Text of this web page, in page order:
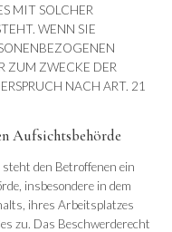
MIT SOLCHER
WENN SIE
ZUM ZWECKE DER
NACH ART. 21
Aufsichtsbehörde
steht den Betroffenen ein
insbesondere in dem
ihres Arbeitsplatzes
zu. Das Beschwerderecht